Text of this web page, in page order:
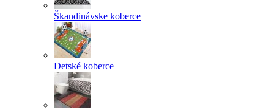
Škandinávske koberce
Detské koberce